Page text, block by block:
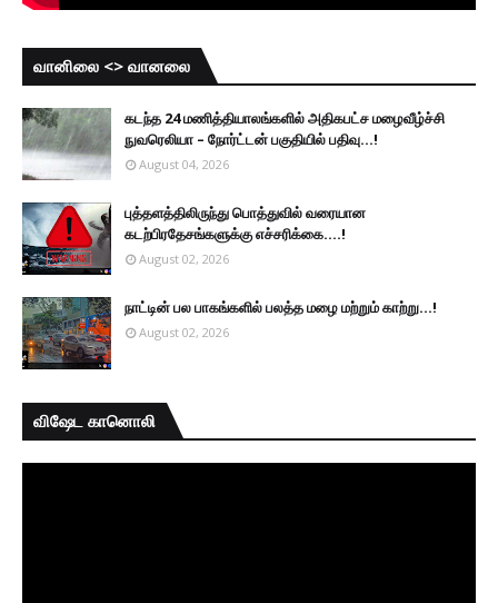
வானிலை <> வானலை
கடந்த 24 மணித்தியாலங்களில் அதிகபட்ச மழைவீழ்ச்சி
நுவரெலியா – நோர்ட்டன் பகுதியில் பதிவு...!
August 04, 2026
புத்தளத்திலிருந்து பொத்துவில் வரையான
கடற்பிரதேசங்களுக்கு எச்சரிக்கை....!
August 02, 2026
நாட்டின் பல பாகங்களில் பலத்த மழை மற்றும் காற்று...!
August 02, 2026
விஷேட கானொலி